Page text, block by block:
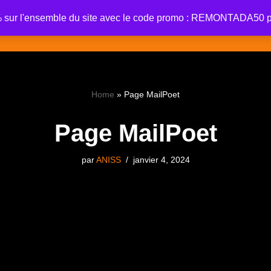
sur l'ensemble du site avec le code promo : REMONTADA50
Contactez Nous Le Guide Complet Fournisseurs
Home » Page MailPoet
Page MailPoet
parANISS janvier 4, 2024